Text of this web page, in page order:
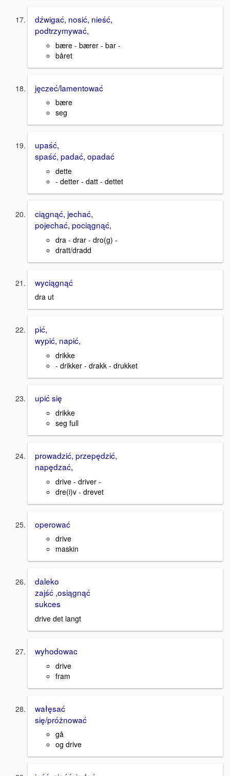
dźwigać, nosić, nieść,
podtrzymywać,
bære - bærer - bar -
båret
jęczeć/lamentować
bære
seg
upaść,
spaść, padać, opadać
dette
- detter - datt - dettet
ciągnąć, jechać,
pojechać, pociągnąć,
dra - drar - dro(g) -
dratt/dradd
wyciągnąć
dra ut
pić,
wypić, napić,
drikke
- drikker - drakk - drukket
upić się
drikke
seg full
prowadzić, przepędzić,
napędzać,
drive - driver -
dre(i)v - drevet
operować
drive
maskin
daleko
zajść ,osiągnąć
sukces
drive det langt
wyhodowac
drive
fram
wałęsać
się/próżnować
gå
og drive